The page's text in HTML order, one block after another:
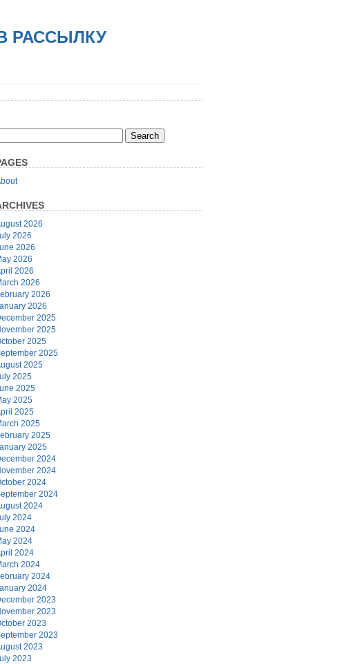
РАССЫЛКУ
2026
2026
2026
2026
2026
2026
2026
2026
2025
2025
2025
2025
2025
2025
2025
2025
2025
2025
2025
2025
2024
2024
2024
2024
2024
2024
2024
2024
2024
2024
2024
2024
2023
2023
2023
2023
2023
2023